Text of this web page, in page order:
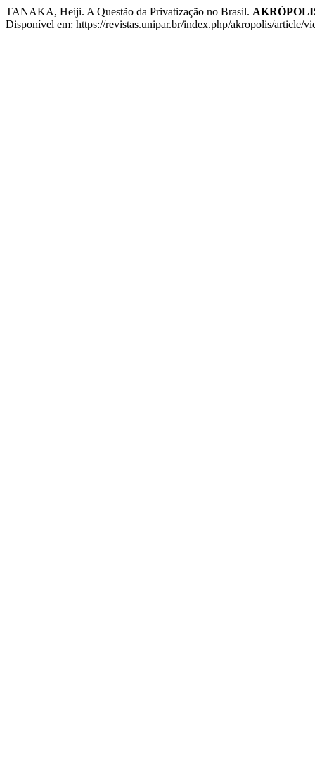
TANAKA, Heiji. A Questão da Privatização no Brasil.
Disponível em: https://revistas.unipar.br/index.php/akropolis/article/